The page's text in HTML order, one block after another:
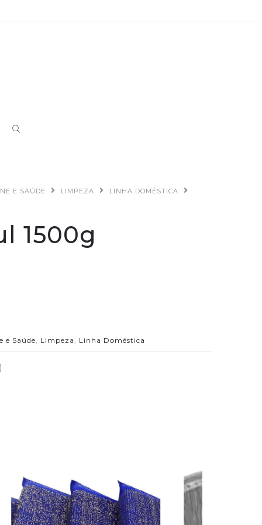
E SAÚDE LIMPEZA
LINHA DOMÉSTICA
1500g
e Saúde, Limpeza , Linha Doméstica